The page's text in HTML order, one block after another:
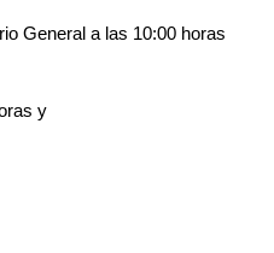
General a las 10:00 horas
y